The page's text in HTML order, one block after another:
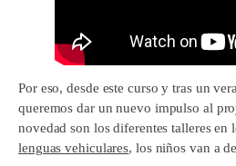
Por eso, desde este curso y tras un
queremos dar un nuevo impulso al
novedad son los diferentes talleres en
lenguas vehiculares, los niños van a